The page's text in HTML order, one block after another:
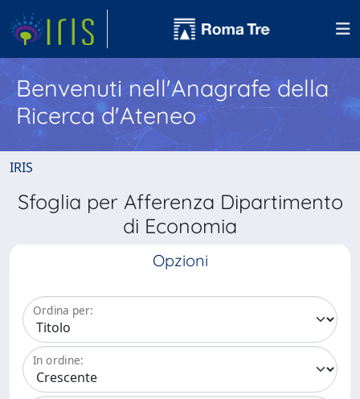
Benvenuti nell'Anagrafe della
Ricerca d'Ateneo
IRIS
Sfoglia per Afferenza Dipartimento
di Economia
Opzioni
Ordina per:
In ordine: